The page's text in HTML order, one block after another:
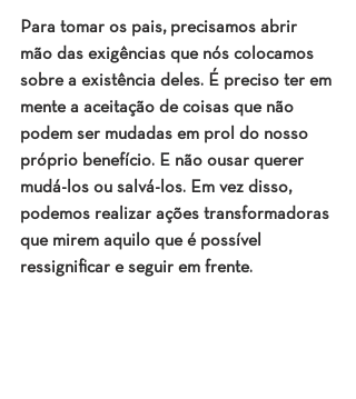
Para tomar os pais, precisamos abrir
mão das exigências que nós colocamos
sobre a existência deles. É preciso ter em
mente a aceitação de coisas que não
podem ser mudadas em prol do nosso
próprio benefício. E não ousar querer
mudá-los ou salvá-los. Em vez disso,
podemos realizar ações transformadoras
que mirem aquilo que é possível
ressignificar e seguir em frente.